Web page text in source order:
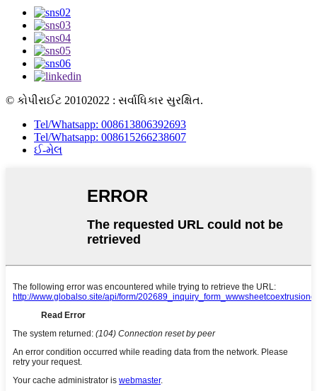
© કોપીરાઈટ 20102022 : સર્વાધિકાર સુરક્ષિત.
Tel/Whatsapp: 008613806392693
Tel/Whatsapp: 008615266238607
ઈ-મેલ